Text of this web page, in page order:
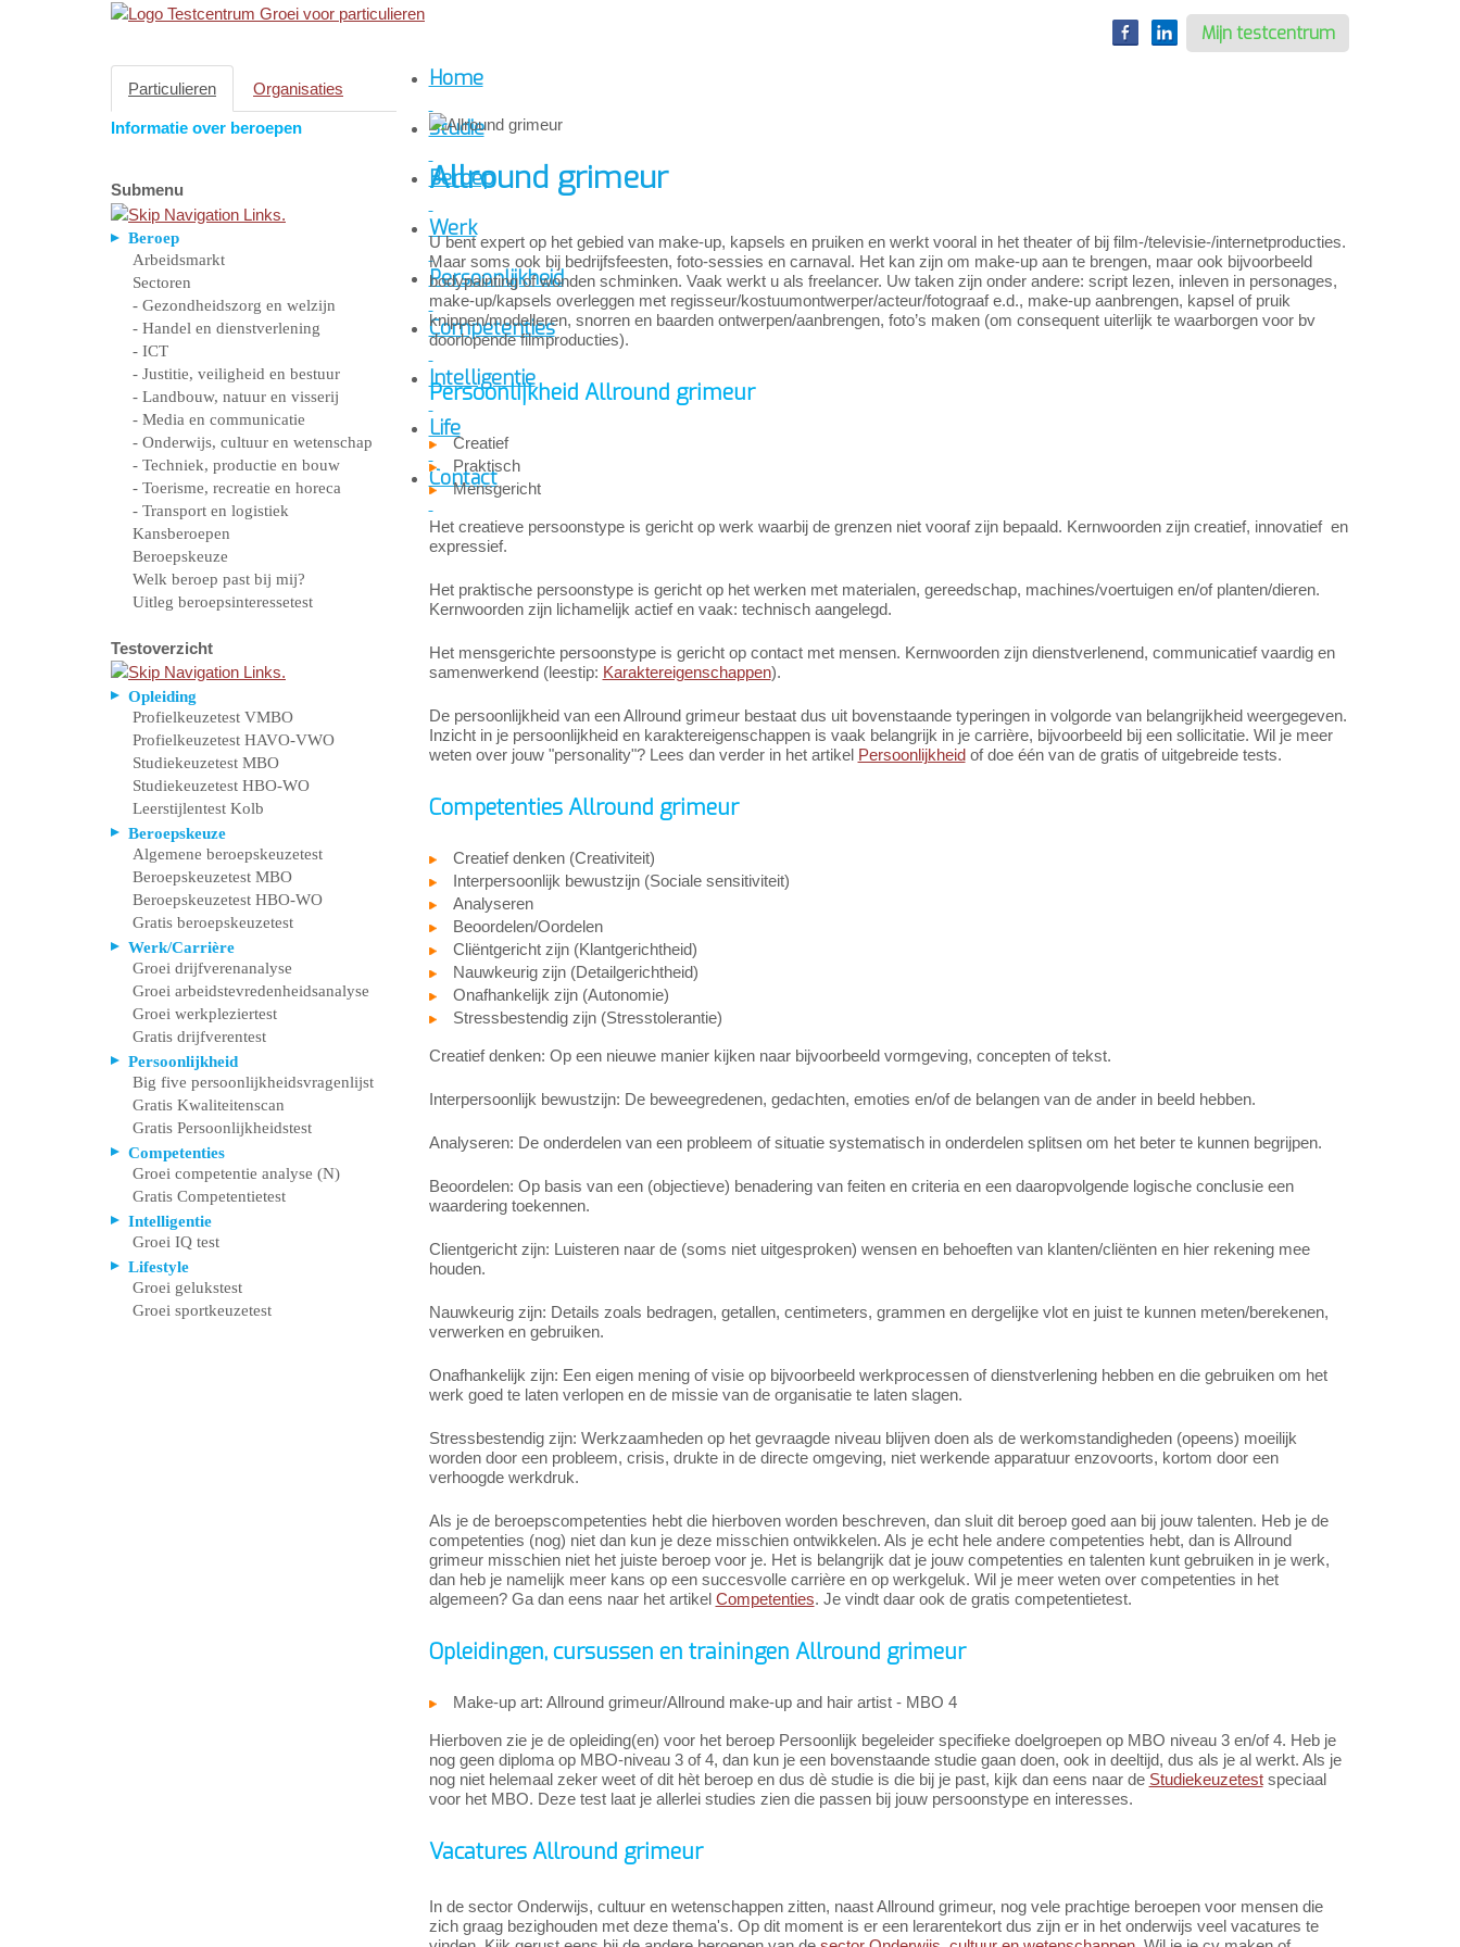
Mijn testcentrum
Particulieren Organisaties
Informatie over beroepen
Submenu
Beroep
Arbeidsmarkt
Sectoren
- Gezondheidszorg en welzijn
- Handel en dienstverlening
- ICT
- Justitie, veiligheid en bestuur
- Landbouw, natuur en visserij
- Media en communicatie
- Onderwijs, cultuur en wetenschap
- Techniek, productie en bouw
- Toerisme, recreatie en horeca
- Transport en logistiek
Kansberoepen
Beroepskeuze
Welk beroep past bij mij?
Uitleg beroepsinteressetest
Testoverzicht
Opleiding
Profielkeuzetest VMBO
Profielkeuzetest HAVO-VWO
Studiekeuzetest MBO
Studiekeuzetest HBO-WO
Leerstijlentest Kolb
Beroepskeuze
Algemene beroepskeuzetest
Beroepskeuzetest MBO
Beroepskeuzetest HBO-WO
Gratis beroepskeuzetest
Werk/Carrière
Groei drijfverenanalyse
Groei arbeidstevredenheidsanalyse
Groei werkpleziertest
Gratis drijfverentest
Persoonlijkheid
Big five persoonlijkheidsvragenlijst
Gratis Kwaliteitenscan
Gratis Persoonlijkheidstest
Competenties
Groei competentie analyse (N)
Gratis Competentietest
Intelligentie
Groei IQ test
Lifestyle
Groei gelukstest
Groei sportkeuzetest
Home
Studie
Beroep
Werk
Persoonlijkheid
Competenties
Intelligentie
Life
Contact
Allround grimeur
U bent expert op het gebied van make-up, kapsels en pruiken en werkt vooral in het theater of bij film-/televisie-/internetproducties.
Maar soms ook bij bedrijfsfeesten, foto-sessies en carnaval. Het kan zijn om make-up aan te brengen, maar ook bijvoorbeeld
bodypainting of wonden schminken. Vaak werkt u als freelancer. Uw taken zijn onder andere: script lezen, inleven in personages,
make-up/kapsels overleggen met regisseur/kostuumontwerper/acteur/fotograaf e.d., make-up aanbrengen, kapsel of pruik
knippen/modelleren, snorren en baarden ontwerpen/aanbrengen, foto’s maken (om consequent uiterlijk te waarborgen voor bv
doorlopende filmproducties).
Persoonlijkheid Allround grimeur
Creatief
Praktisch
Mensgericht
Het creatieve persoonstype is gericht op werk waarbij de grenzen niet vooraf zijn bepaald. Kernwoorden zijn creatief, innovatief en
expressief.
Het praktische persoonstype is gericht op het werken met materialen, gereedschap, machines/voertuigen en/of planten/dieren.
Kernwoorden zijn lichamelijk actief en vaak: technisch aangelegd.
Het mensgerichte persoonstype is gericht op contact met mensen. Kernwoorden zijn dienstverlenend, communicatief vaardig en
samenwerkend (leestip: Karaktereigenschappen).
De persoonlijkheid van een Allround grimeur bestaat dus uit bovenstaande typeringen in volgorde van belangrijkheid weergegeven.
Inzicht in je persoonlijkheid en karaktereigenschappen is vaak belangrijk in je carrière, bijvoorbeeld bij een sollicitatie. Wil je meer
weten over jouw "personality"? Lees dan verder in het artikel Persoonlijkheidof doe één van de gratis of uitgebreide tests.
Competenties Allround grimeur
Creatief denken (Creativiteit)
Interpersoonlijk bewustzijn (Sociale sensitiviteit)
Analyseren
Beoordelen/Oordelen
Cliëntgericht zijn (Klantgerichtheid)
Nauwkeurig zijn (Detailgerichtheid)
Onafhankelijk zijn (Autonomie)
Stressbestendig zijn (Stresstolerantie)
Creatief denken: Op een nieuwe manier kijken naar bijvoorbeeld vormgeving, concepten of tekst.
Interpersoonlijk bewustzijn: De beweegredenen, gedachten, emoties en/of de belangen van de ander in beeld hebben.
Analyseren: De onderdelen van een probleem of situatie systematisch in onderdelen splitsen om het beter te kunnen begrijpen.
Beoordelen: Op basis van een (objectieve) benadering van feiten en criteria en een daaropvolgende logische conclusie een
waardering toekennen.
Clientgericht zijn: Luisteren naar de (soms niet uitgesproken) wensen en behoeften van klanten/cliënten en hier rekening mee
houden.
Nauwkeurig zijn: Details zoals bedragen, getallen, centimeters, grammen en dergelijke vlot en juist te kunnen meten/berekenen,
verwerken en gebruiken.
Onafhankelijk zijn: Een eigen mening of visie op bijvoorbeeld werkprocessen of dienstverlening hebben en die gebruiken om het
werk goed te laten verlopen en de missie van de organisatie te laten slagen.
Stressbestendig zijn: Werkzaamheden op het gevraagde niveau blijven doen als de werkomstandigheden (opeens) moeilijk
worden door een probleem, crisis, drukte in de directe omgeving, niet werkende apparatuur enzovoorts, kortom door een
verhoogde werkdruk.
Als je de beroepscompetenties hebt die hierboven worden beschreven, dan sluit dit beroep goed aan bij jouw talenten. Heb je de
competenties (nog) niet dan kun je deze misschien ontwikkelen. Als je echt hele andere competenties hebt, dan is Allround
grimeur misschien niet het juiste beroep voor je. Het is belangrijk dat je jouw competenties en talenten kunt gebruiken in je werk,
dan heb je namelijk meer kans op een succesvolle carrière en op werkgeluk. Wil je meer weten over competenties in het
algemeen? Ga dan eens naar het artikel Competenties. Je vindt daar ook de gratis competentietest.
Opleidingen, cursussen en trainingen Allround grimeur
Make-up art: Allround grimeur/Allround make-up and hair artist - MBO 4
Hierboven zie je de opleiding(en) voor het beroep Persoonlijk begeleider specifieke doelgroepen op MBO niveau 3 en/of 4. Heb je
nog geen diploma op MBO-niveau 3 of 4, dan kun je een bovenstaande studie gaan doen, ook in deeltijd, dus als je al werkt. Als je
nog niet helemaal zeker weet of dit hèt beroep en dus dè studie is die bij je past, kijk dan eens naar de Studiekeuzetestspeciaal
voor het MBO. Deze test laat je allerlei studies zien die passen bij jouw persoonstype en interesses.
Vacatures Allround grimeur
In de sector Onderwijs, cultuur en wetenschappen zitten, naast Allround grimeur, nog vele prachtige beroepen voor mensen die
zich graag bezighouden met deze thema's. Op dit moment is er een lerarentekort dus zijn er in het onderwijs veel vacatures te